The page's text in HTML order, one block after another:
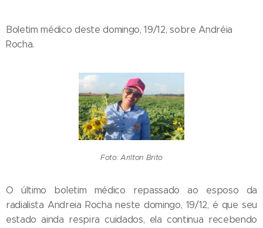
Boletim médico deste domingo, 19/12, sobre Andréia
Rocha.
Foto: Arilton Brito
O último boletim médico repassado ao esposo da
radialista Andreia Rocha neste domingo, 19/12, é que seu
estado ainda respira cuidados, ela continua recebendo